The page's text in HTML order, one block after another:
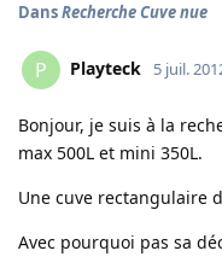
DansRecherche Cuve nue
P Playteck 5 juil.
Bonjour, je suis à la
max 500L et mini 350L.
Une cuve rectangulaire
Avec pourquoi pas sa